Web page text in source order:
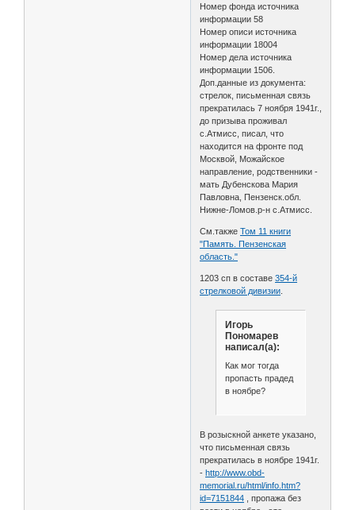
Номер фонда источника
информации 58
Номер описи источника
информации 18004
Номер дела источника
информации 1506.
Доп.данные из документа:
стрелок, письменная связь
прекратилась 7 ноября 1941г.,
до призыва проживал
с.Атмисс, писал, что
находится на фронте под
Москвой, Можайское
направление, родственники -
мать Дубенскова Мария
Павловна, Пензенск.обл.
Нижне-Ломов.р-н с.Атмисс.
См.такжеТом 11 книги
"Память. Пензенская
область."
1203 сп в составе354-й
стрелковой дивизии
Игорь
Пономарев
написал(а):
Как мог тогда
пропасть прадед
в ноябре?
В розыскной анкете указано,
что письменная связь
прекратилась в ноябре 1941г.
-http://www.obd-
memorial.ru/html/info.htm?
id=7151844 , пропажа без